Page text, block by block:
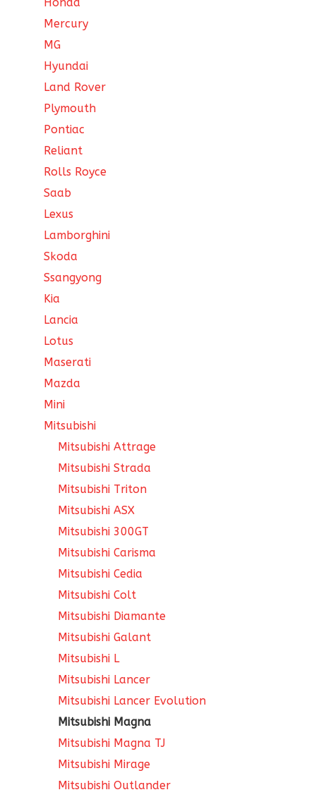
Honda
Mercury
MG
Hyundai
Land Rover
Plymouth
Pontiac
Reliant
Rolls Royce
Saab
Lexus
Lamborghini
Skoda
Ssangyong
Kia
Lancia
Lotus
Maserati
Mazda
Mini
Mitsubishi
Mitsubishi Attrage
Mitsubishi Strada
Mitsubishi Triton
Mitsubishi ASX
Mitsubishi 300GT
Mitsubishi Carisma
Mitsubishi Cedia
Mitsubishi Colt
Mitsubishi Diamante
Mitsubishi Galant
Mitsubishi L
Mitsubishi Lancer
Mitsubishi Lancer Evolution
Mitsubishi Magna
Mitsubishi Magna TJ
Mitsubishi Mirage
Mitsubishi Outlander